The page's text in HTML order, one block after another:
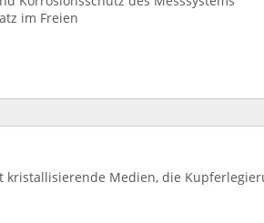
im Freien
Medien, die